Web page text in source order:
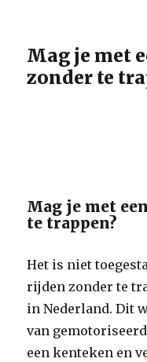
Mag je met
zonder te
Mag je met
te trappen?
Het is niet
rijden zonder te
in Nederland. Dit
van
een kenteken en